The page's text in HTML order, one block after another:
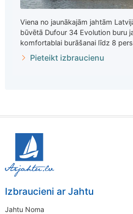
Viena no jaunākajām jahtām
būvētā Dufour 34 Evolution buru
komfortablai burāšanai līdz 8
Pieteikt izbraucienu
Izbraucieni ar Jahtu
Jahtu Noma